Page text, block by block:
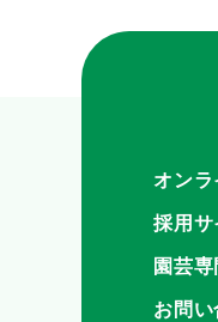
オンラ
採用サ
園芸
お問